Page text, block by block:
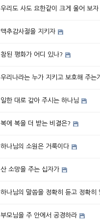
우리도 사도 요한같이 크게 울어 보자
맥추감사절을 지키자
참된 평화가 어디 있나?
우리나라는 누가 지키고 보호해 주는
일한 대로 갚아 주시는 하나님
복에 복을 더 받는 비결은?
하나님의 소원은 거룩이다
산 소망을 주는 십자가
하나님의 말씀을 정확히 듣고 정확히
부모님을 주 안에서 공경하라